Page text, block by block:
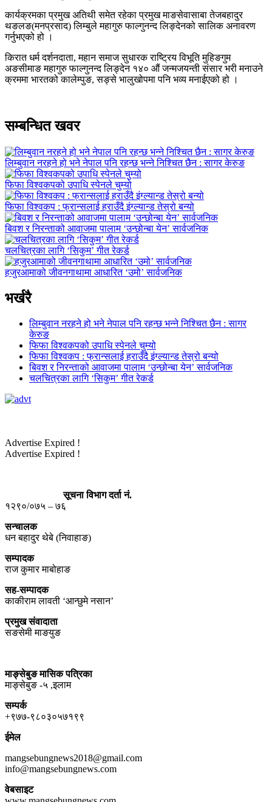
कार्यक्रमका प्रमुख अतिथी समेत रहेका प्रमुख माङसेवासाबा तेजबहादुर
थङलङ(मनप्रसाद) लिम्बुले महागुरु फाल्गुनन्द लिङ्देनको सालिक अनावरण
गर्नुभएको हो ।
किरात धर्म दर्शनदाता, महान समाज सुधारक राष्ट्रिय विभूति मुहिङगुम
अङसीमाङ महागुरु फाल्गुनन्द लिङ्देन १४० औं जन्मजयन्ती संसार भरी मनाउने
क्रममा भारतको कालेम्पुङ, सङ्से भालुखोपमा पनि भव्य मनाईएको हो ।
सम्बन्धित खवर
लिम्बुवान नरहने हो भने नेपाल पनि रहन्छ भन्ने निश्चित छैन : सागर केरुङ
फिफा विश्वकपको उपाधि स्पेनले चुम्यो
फिफा विश्वकप : फ्रान्सलाई हराउँदै इंग्ल्यान्ड तेस्रो बन्यो
बिवश र निरन्ताको आवाजमा पालाम ‘उन्छोन्बा येन’ सार्वजनिक
चलचित्रका लागि ‘सिकुम’ गीत रेकर्ड
हजुरआमाको जीवनगाथामा आधारित ‘उमो’ सार्वजनिक
भर्खरै
लिम्बुवान नरहने हो भने नेपाल पनि रहन्छ भन्ने निश्चित छैन : सागर
केरुङ
फिफा विश्वकपको उपाधि स्पेनले चुम्यो
फिफा विश्वकप : फ्रान्सलाई हराउँदै इंग्ल्यान्ड तेस्रो बन्यो
बिवश र निरन्ताको आवाजमा पालाम ‘उन्छोन्बा येन’ सार्वजनिक
चलचित्रका लागि ‘सिकुम’ गीत रेकर्ड
Advertise Expired !
Advertise Expired !
सूचना विभाग दर्ता नं.
१२९०/०७५ – ७६
सन्चालक
धन बहादुर थेबे (निवाहाङ)
सम्पादक
राज कुमार माबोहाङ
सह-सम्पादक
काकीराम लावती ‘आन्छुमे नसान’
प्रमुख संवादाता
सङसेमी माङयुङ
माङ्सेबुङ मासिक पत्रिका
माङ्सेबुङ -५ ,इलाम
सम्पर्क
+९७७-९८०३०५७१९९
ईमेल
mangsebungnews2018@gmail.com
info@mangsebungnews.com
वेबसाइट